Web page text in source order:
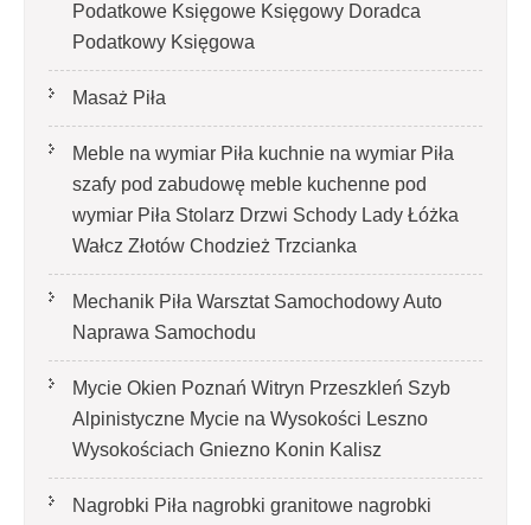
Podatkowe Księgowe Księgowy Doradca
Podatkowy Księgowa
Masaż Piła
Meble na wymiar Piła kuchnie na wymiar Piła
szafy pod zabudowę meble kuchenne pod
wymiar Piła Stolarz Drzwi Schody Lady Łóżka
Wałcz Złotów Chodzież Trzcianka
Mechanik Piła Warsztat Samochodowy Auto
Naprawa Samochodu
Mycie Okien Poznań Witryn Przeszkleń Szyb
Alpinistyczne Mycie na Wysokości Leszno
Wysokościach Gniezno Konin Kalisz
Nagrobki Piła nagrobki granitowe nagrobki